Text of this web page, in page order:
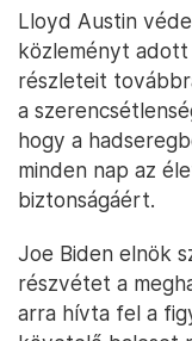
Lloyd Austin
közleményt adott
részleteit
a
hogy a
minden nap az
biztonságáért.
Joe Biden elnök
részvétet a
arra hívta fel a